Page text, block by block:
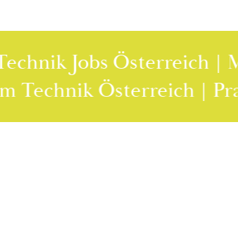
Österreich |